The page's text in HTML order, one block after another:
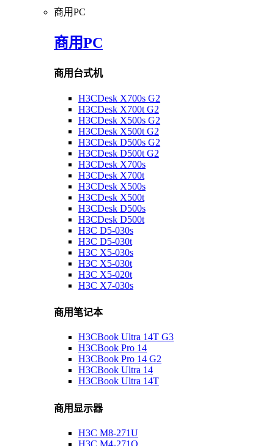
商用PC
商用PC
商用台式机
H3CDesk X700s G2
H3CDesk X700t G2
H3CDesk X500s G2
H3CDesk X500t G2
H3CDesk D500s G2
H3CDesk D500t G2
H3CDesk X700s
H3CDesk X700t
H3CDesk X500s
H3CDesk X500t
H3CDesk D500s
H3CDesk D500t
H3C D5-030s
H3C D5-030t
H3C X5-030s
H3C X5-030t
H3C X5-020t
H3C X7-030s
商用笔记本
H3CBook Ultra 14T G3
H3CBook Pro 14
H3CBook Pro 14 G2
H3CBook Ultra 14
H3CBook Ultra 14T
商用显示器
H3C M8-271U
H3C M4-271Q